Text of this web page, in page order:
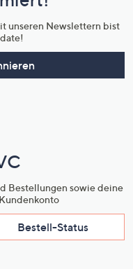
unseren Newslettern bist
Bestellungen sowie deine
Bestell-Status